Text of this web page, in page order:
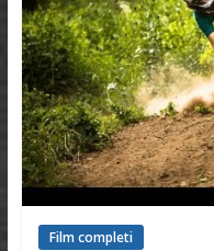
Film completi